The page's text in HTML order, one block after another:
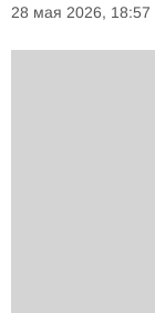
28 мая 2026, 18:57